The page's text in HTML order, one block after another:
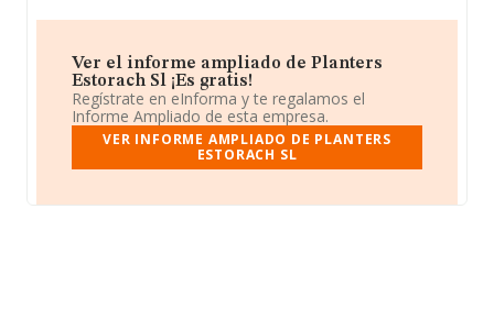
Ver el informe ampliado de Planters
Estorach Sl ¡Es gratis!
Regístrate en eInforma y te regalamos el
Informe Ampliado de esta empresa.
VER INFORME AMPLIADO DE PLANTERS
ESTORACH SL